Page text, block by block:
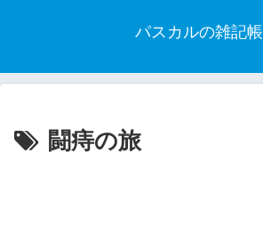
パスカルの雑記帳
闘痔の旅